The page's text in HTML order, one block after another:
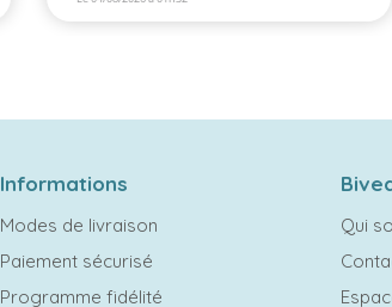
Informations
Modes de livraison
Paiement sécurisé
Programme fidélité
Qui